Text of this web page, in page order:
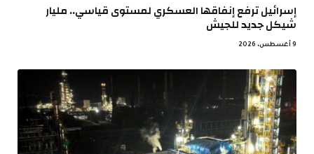
إسرائيل ترفع إنفاقها العسكري لمستوى قياسي.. مليار
شيكل جديد للجيش
9 أغسطس، 2026